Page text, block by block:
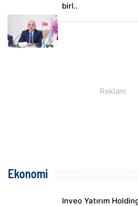
birl..
Ekonomi
Inveo Yatırım